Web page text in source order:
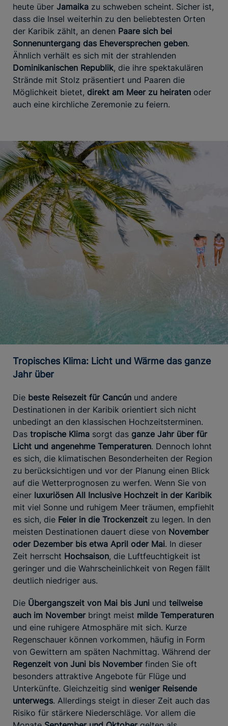
heute über Jamaika zu schweben scheint. Sicher ist,
dass die Insel weiterhin zu den beliebtesten Orten
der Karibik zählt, an denen Paare sich bei
Sonnenuntergang das Eheversprechen geben.
Ähnlich verhält es sich mit der strahlenden
Dominikanischen Republik, die ihre spektakulären
Strände mit Stolz präsentiert und Paaren die
Möglichkeit bietet, direkt am Meer zu heiraten oder
auch eine kirchliche Zeremonie zu feiern.
Tropisches Klima: Licht und Wärme das ganze
Jahr über
Die beste Reisezeit für Cancún und andere
Destinationen in der Karibik orientiert sich nicht
unbedingt an den klassischen Hochzeitsterminen.
Das tropische Klima sorgt das ganze Jahr über für
Licht und angenehme Temperaturen. Dennoch lohnt
es sich, die klimatischen Besonderheiten der Region
zu berücksichtigen und vor der Planung einen Blick
auf die Wetterprognosen zu werfen. Wenn Sie von
einer luxuriösen All Inclusive Hochzeit in der Karibik
mit viel Sonne und ruhigem Meer träumen, empfiehlt
es sich, die Feier in die Trockenzeit zu legen. In den
meisten Destinationen dauert diese von November
oder Dezember bis etwa April oder Mai. In dieser
Zeit herrscht Hochsaison, die Luftfeuchtigkeit ist
geringer und die Wahrscheinlichkeit von Regen fällt
deutlich niedriger aus.
Die Übergangszeit von Mai bis Juni und teilweise
auch im Novemberbringt meist milde Temperaturen
und eine ruhigere Atmosphäre mit sich. Kurze
Regenschauer können vorkommen, häufig in Form
von Gewittern am späten Nachmittag. Während der
Regenzeit von Juni bis Novemberfinden Sie oft
besonders attraktive Angebote für Flüge und
Unterkünfte. Gleichzeitig sind weniger Reisende
unterwegs. Allerdings steigt in dieser Zeit auch das
Risiko für stärkere Niederschläge. Vor allem die